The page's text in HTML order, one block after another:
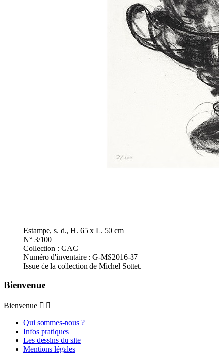
Estampe, s. d., H. 65 x L. 50 cm
N° 3/100
Collection : GAC
Numéro d'inventaire : G-MS2016-87
Issue de la collection de Michel Sottet.
Bienvenue
Bienvenue  
Qui sommes-nous ?
Infos pratiques
Les dessins du site
Mentions légales